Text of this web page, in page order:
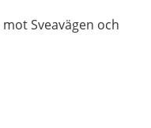
Sveavägen och